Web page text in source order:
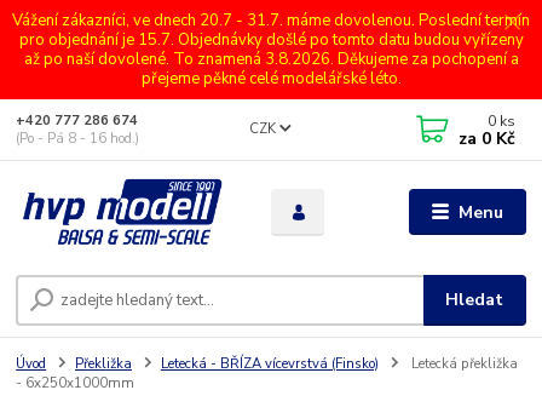
Vážení zákazníci, ve dnech 20.7 - 31.7. máme dovolenou. Poslední termín
pro objednání je 15.7. Objednávky došlé po tomto datu budou vyřízeny
až po naší dovolené. To znamená 3.8.2026. Děkujeme za pochopení a
přejeme pěkné celé modelářské léto.
Menu
CZK
Hledat
+420 777 286 674
(Po - Pá 8 - 16 hod.)
0 ks
za 0 Kč
Úvod Překližka Letecká - BŘÍZA vícevrstvá (Finsko)
Letecká překližka
- 6x250x1000mm